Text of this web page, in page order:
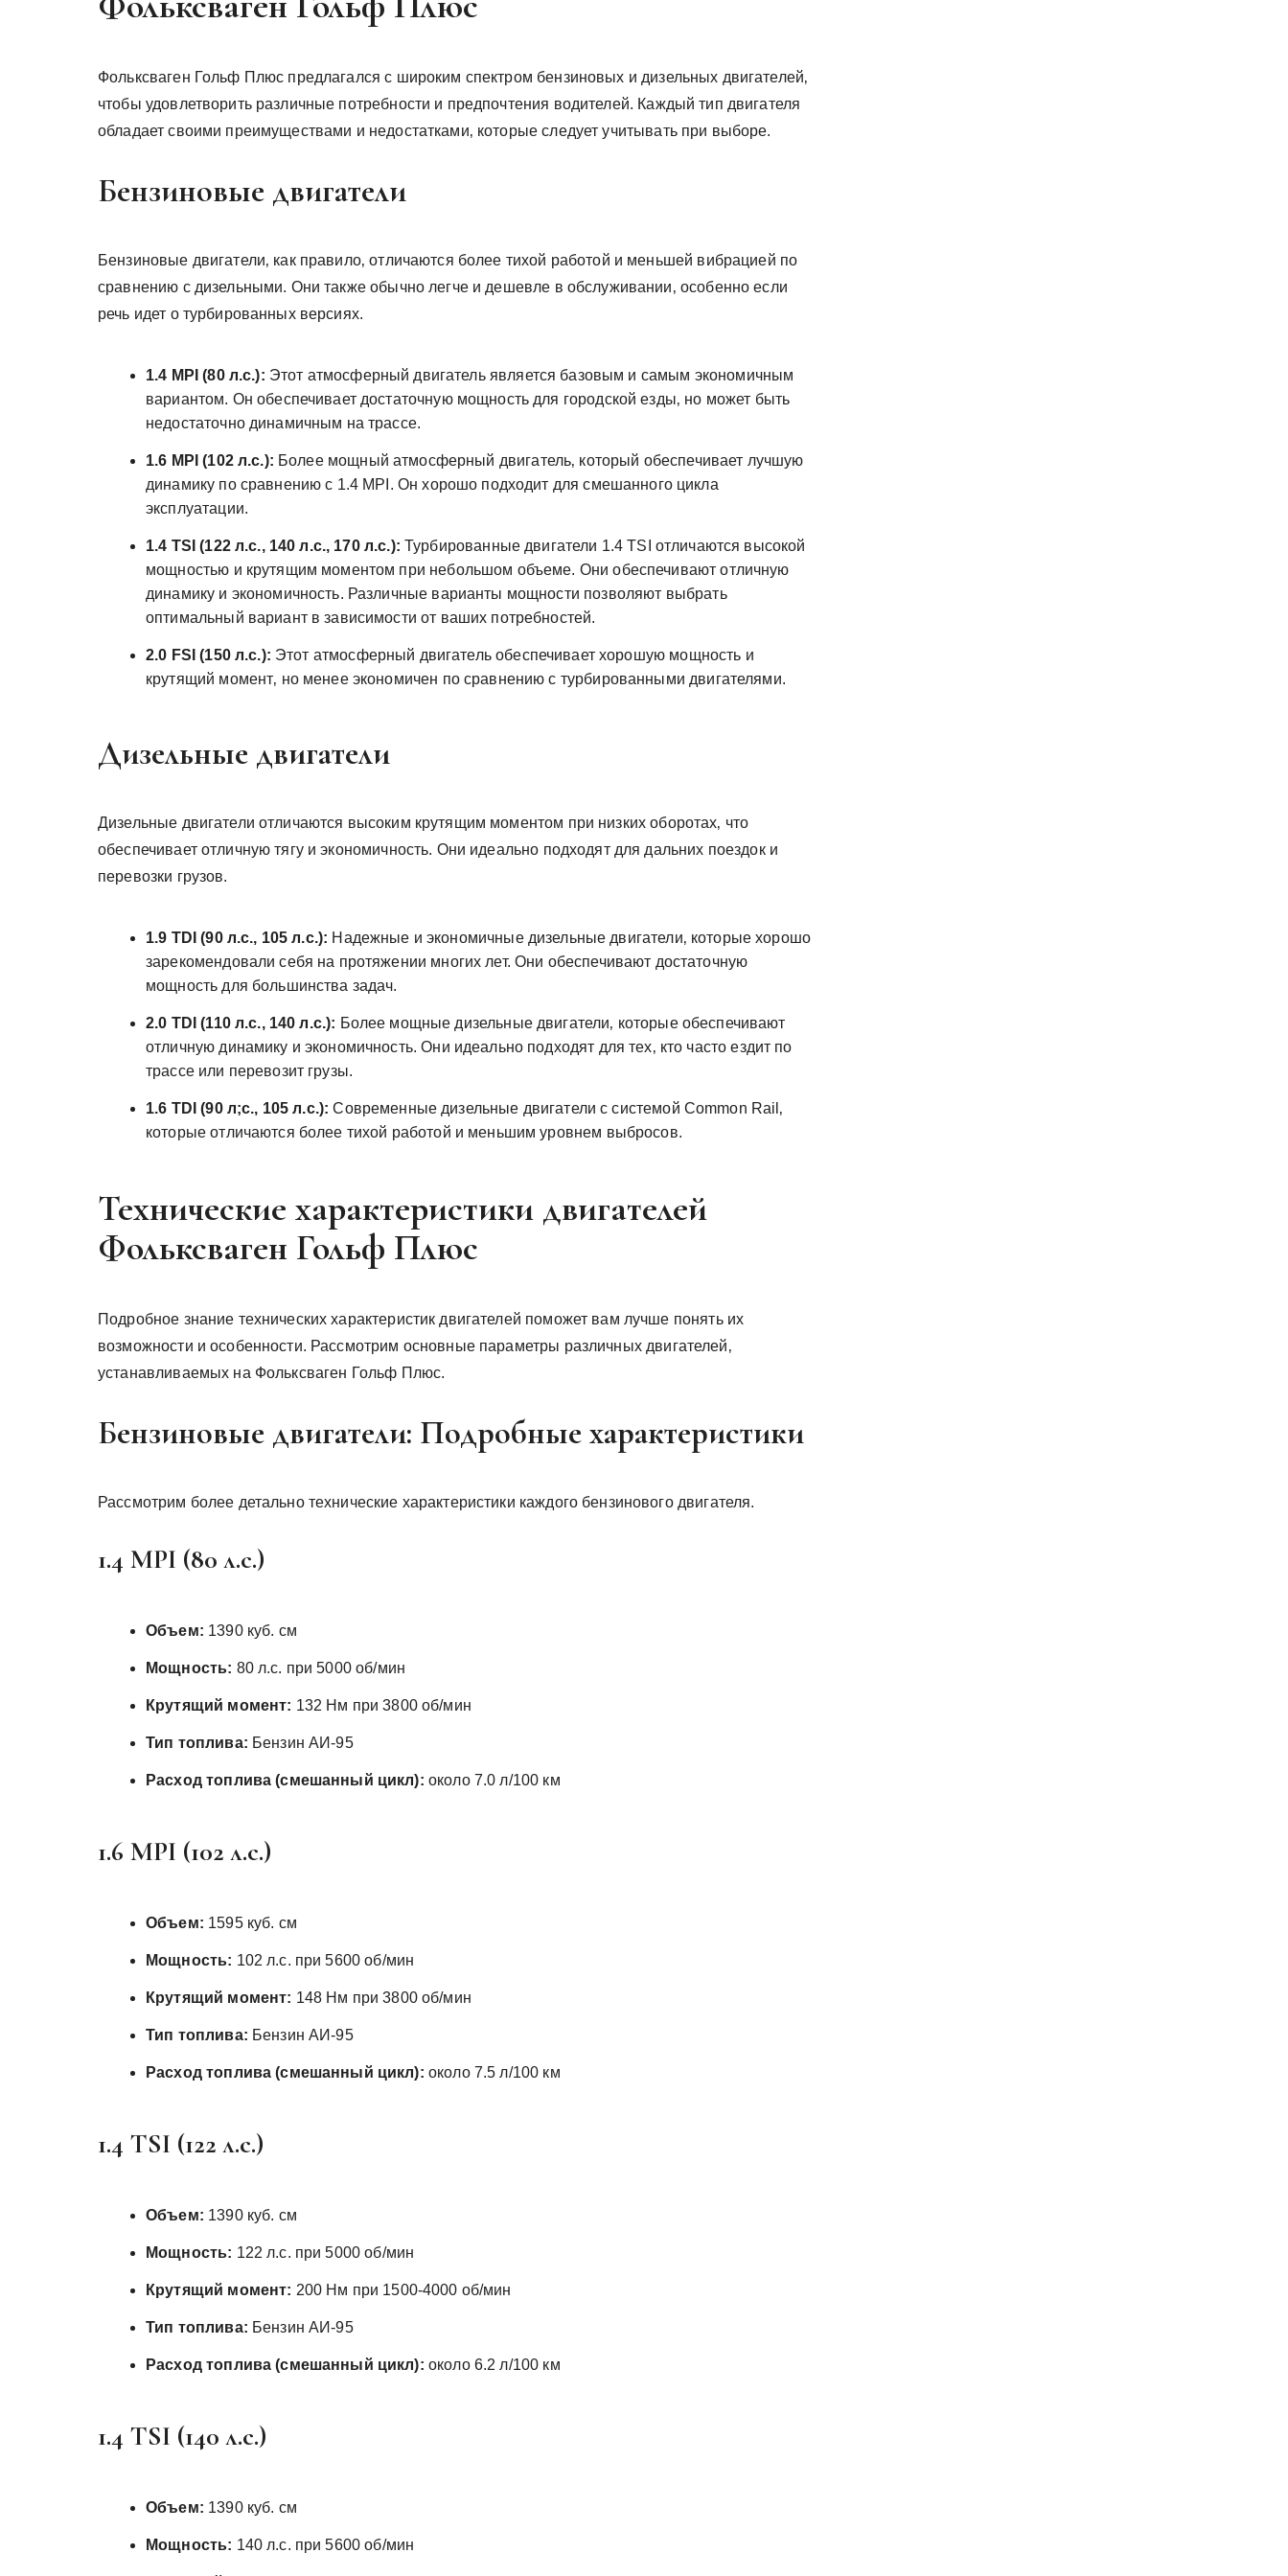
Фольксваген Гольф Плюс предлагался с широким спектром бензиновых и дизельных двигателей‚
чтобы удовлетворить различные потребности и предпочтения водителей. Каждый тип двигателя
обладает своими преимуществами и недостатками‚ которые следует учитывать при выборе.
Бензиновые двигатели
Бензиновые двигатели‚ как правило‚ отличаются более тихой работой и меньшей вибрацией по
сравнению с дизельными. Они также обычно легче и дешевле в обслуживании‚ особенно если
речь идет о турбированных версиях.
1.4 MPI (80 л.с.): Этот атмосферный двигатель является базовым и самым экономичным
вариантом. Он обеспечивает достаточную мощность для городской езды‚ но может быть
недостаточно динамичным на трассе.
1.6 MPI (102 л.с.): Более мощный атмосферный двигатель‚ который обеспечивает лучшую
динамику по сравнению с 1.4 MPI. Он хорошо подходит для смешанного цикла
эксплуатации.
1.4 TSI (122 л.с.‚ 140 л.с.‚ 170 л.с.): Турбированные двигатели 1.4 TSI отличаются высокой
мощностью и крутящим моментом при небольшом объеме. Они обеспечивают отличную
динамику и экономичность. Различные варианты мощности позволяют выбрать
оптимальный вариант в зависимости от ваших потребностей.
2.0 FSI (150 л.с.): Этот атмосферный двигатель обеспечивает хорошую мощность и
крутящий момент‚ но менее экономичен по сравнению с турбированными двигателями.
Дизельные двигатели
Дизельные двигатели отличаются высоким крутящим моментом при низких оборотах‚ что
обеспечивает отличную тягу и экономичность. Они идеально подходят для дальних поездок и
перевозки грузов.
1.9 TDI (90 л.с.‚ 105 л.с.): Надежные и экономичные дизельные двигатели‚ которые хорошо
зарекомендовали себя на протяжении многих лет. Они обеспечивают достаточную
мощность для большинства задач.
2.0 TDI (110 л.с.‚ 140 л.с.): Более мощные дизельные двигатели‚ которые обеспечивают
отличную динамику и экономичность. Они идеально подходят для тех‚ кто часто ездит по
трассе или перевозит грузы.
1.6 TDI (90 л;с.‚ 105 л.с.): Современные дизельные двигатели с системой Common Rail‚
которые отличаются более тихой работой и меньшим уровнем выбросов.
Технические характеристики двигателей
Фольксваген Гольф Плюс
Подробное знание технических характеристик двигателей поможет вам лучше понять их
возможности и особенности. Рассмотрим основные параметры различных двигателей‚
устанавливаемых на Фольксваген Гольф Плюс.
Бензиновые двигатели: Подробные характеристики
Рассмотрим более детально технические характеристики каждого бензинового двигателя.
1.4 MPI (80 л.с.)
Объем: 1390 куб. см
Мощность: 80 л.с. при 5000 об/мин
Крутящий момент: 132 Нм при 3800 об/мин
Тип топлива: Бензин АИ-95
Расход топлива (смешанный цикл): около 7.0 л/100 км
1.6 MPI (102 л.с.)
Объем: 1595 куб. см
Мощность: 102 л.с. при 5600 об/мин
Крутящий момент: 148 Нм при 3800 об/мин
Тип топлива: Бензин АИ-95
Расход топлива (смешанный цикл): около 7.5 л/100 км
1.4 TSI (122 л.с.)
Объем: 1390 куб. см
Мощность: 122 л.с. при 5000 об/мин
Крутящий момент: 200 Нм при 1500-4000 об/мин
Тип топлива: Бензин АИ-95
Расход топлива (смешанный цикл): около 6.2 л/100 км
1.4 TSI (140 л.с.)
Объем: 1390 куб. см
Мощность: 140 л.с. при 5600 об/мин